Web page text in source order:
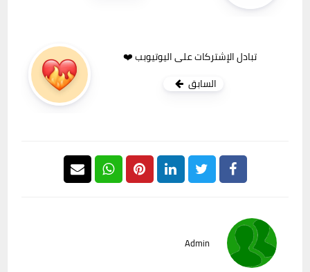
تبادل الإشتركات على اليوتيوبب ❤️
السابق
Admin